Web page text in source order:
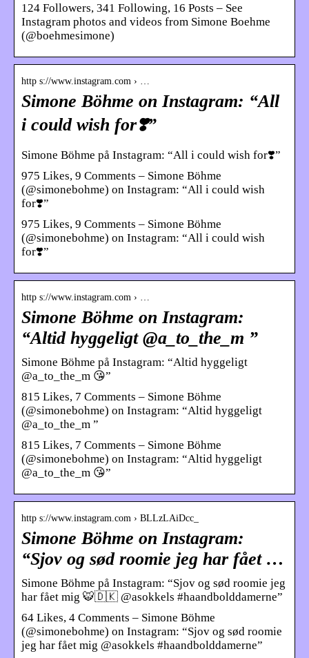
124 Followers, 341 Following, 16 Posts – See
Instagram photos and videos from Simone Boehme
(@boehmesimone)
http s://www.instagram.com › …
Simone Böhme on Instagram: “All
i could wish for❣️”
Simone Böhme på Instagram: “All i could wish for❣️”
975 Likes, 9 Comments – Simone Böhme
(@simonebohme) on Instagram: “All i could wish
for❣️”
975 Likes, 9 Comments – Simone Böhme
(@simonebohme) on Instagram: “All i could wish
for❣️”
http s://www.instagram.com › …
Simone Böhme on Instagram:
“Altid hyggeligt @a_to_the_m ”
Simone Böhme på Instagram: “Altid hyggeligt
@a_to_the_m 😘”
815 Likes, 7 Comments – Simone Böhme
(@simonebohme) on Instagram: “Altid hyggeligt
@a_to_the_m ”
815 Likes, 7 Comments – Simone Böhme
(@simonebohme) on Instagram: “Altid hyggeligt
@a_to_the_m 😘”
http s://www.instagram.com › BLLzLAiDcc_
Simone Böhme on Instagram:
“Sjov og sød roomie jeg har fået …
Simone Böhme på Instagram: “Sjov og sød roomie jeg
har fået mig 🐯🇩🇰 @asokkels #haandbolddamerne”
64 Likes, 4 Comments – Simone Böhme
(@simonebohme) on Instagram: “Sjov og sød roomie
jeg har fået mig @asokkels #haandbolddamerne”